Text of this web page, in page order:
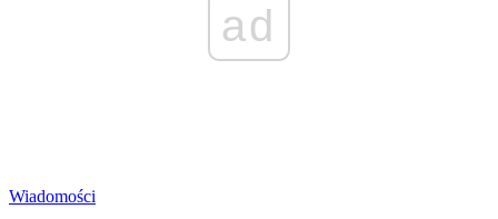
ad
Wiadomości